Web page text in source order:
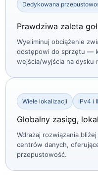
​​Dedykowana
Prawdziwa zaleta
Wyeliminuj obciążenie
dostępowi do sprzętu —
wejścia/wyjścia na dysku
Wiele lokalizacji IPv4 i
Globalny zasięg,
Wdrażaj rozwiązania
centrów danych,
przepustowość.